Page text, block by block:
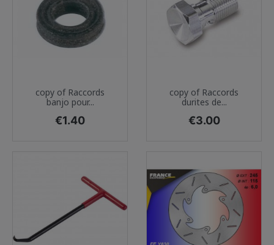
copy of Raccords
banjo pour...
Price
€1.40
copy of Raccords
durites de...
Price
€3.00